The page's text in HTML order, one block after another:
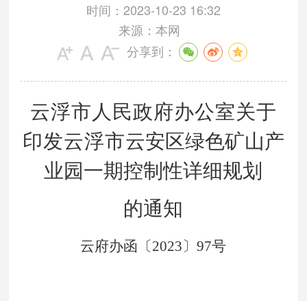
时间：2023-10-23 16:32
来源：本网
分享到：
云浮市人民政府办公室关于
印发云浮市云安区绿色矿山产
业园一期控制性详细规划
的通知
云府办函〔2023〕97号